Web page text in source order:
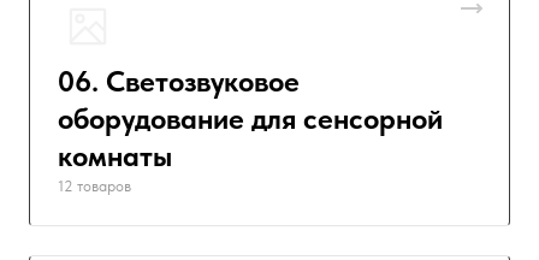
06. Светозвуковое
оборудование для сенсорной
комнаты
12 товаров